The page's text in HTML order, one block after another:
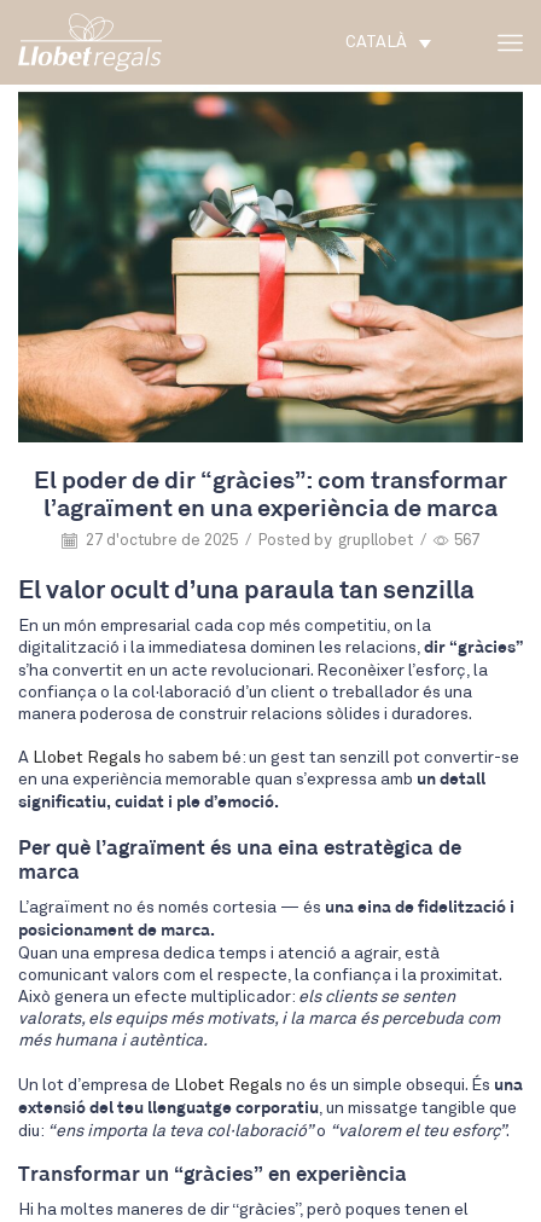
CATALÀ
El poder de dir “gràcies”: com transformar
l’agraïment en una experiència de marca
27 d'octubre de 2025 / Posted by grupllobet / 567
El valor ocult d’una paraula tan senzilla
En un món empresarial cada cop més competitiu, on la
digitalització i la immediatesa dominen les relacions, dir “gràcies”
s’ha convertit en un acte revolucionari. Reconèixer l’esforç, la
confiança o la col·laboració d’un client o treballador és una
manera poderosa de construir relacions sòlides i duradores.
A Llobet Regals ho sabem bé: un gest tan senzill pot convertir-se
en una experiència memorable quan s’expressa amb un detall
significatiu, cuidat i ple d’emoció.
Per què l’agraïment és una eina estratègica de
marca
L’agraïment no és només cortesia — és una eina de fidelització i
posicionament de marca.
Quan una empresa dedica temps i atenció a agrair, està
comunicant valors com el respecte, la confiança i la proximitat.
Això genera un efecte multiplicador: els clients se senten
valorats, els equips més motivats, i la marca és percebuda com
més humana i autèntica.
Un lot d’empresa de Llobet Regals no és un simple obsequi. És una
extensió del teu llenguatge corporatiu , un missatge tangible que
diu: “ens importa la teva col·laboració”o “valorem el teu esforç”.
Transformar un “gràcies” en experiència
Hi ha moltes maneres de dir “gràcies”, però poques tenen el